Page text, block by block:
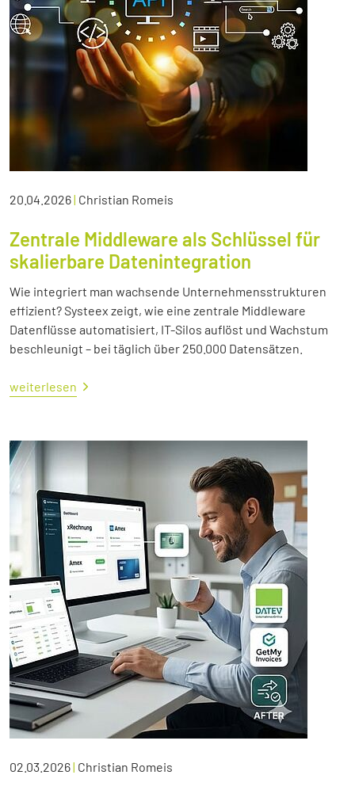
20.04.2026| Christian Romeis
Zentrale Middleware als Schlüssel für
skalierbare Datenintegration
Wie integriert man wachsende Unternehmensstrukturen
effizient? Systeex zeigt, wie eine zentrale Middleware
Datenflüsse automatisiert, IT-Silos auflöst und Wachstum
beschleunigt – bei täglich über 250.000 Datensätzen.
weiterlesen
02.03.2026| Christian Romeis